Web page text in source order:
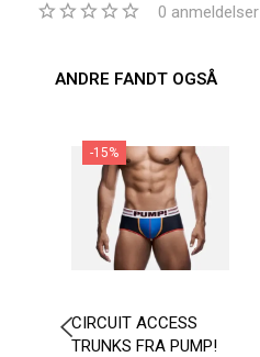
0 anmeldelser
ANDRE FANDT OGSÅ
-15%
CIRCUIT ACCESS
TRUNKS FRA PUMP!